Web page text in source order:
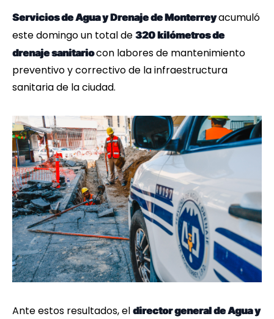
Servicios de Agua y Drenaje de Monterreyacumuló
este domingo un total de 320 kilómetros de
drenaje sanitariocon labores de mantenimiento
preventivo y correctivo de la infraestructura
sanitaria de la ciudad.
Ante estos resultados, el director general de Agua y